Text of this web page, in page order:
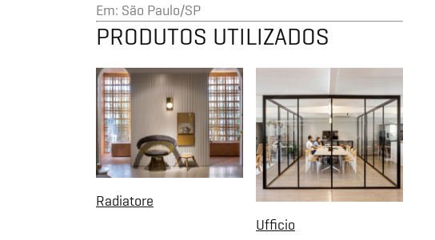
Em: São Paulo/SP
PRODUTOS UTILIZADOS
Radiatore
Ufficio